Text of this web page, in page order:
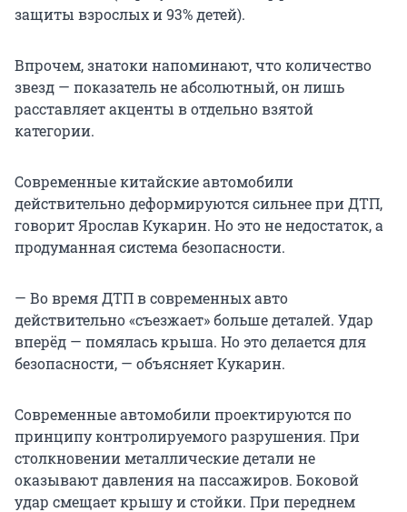
защиты взрослых и 93% детей).
Впрочем, знатоки напоминают, что количество
звезд — показатель не абсолютный, он лишь
расставляет акценты в отдельно взятой
категории.
Современные китайские автомобили
действительно деформируются сильнее при ДТП,
говорит Ярослав Кукарин. Но это не недостаток, а
продуманная система безопасности.
— Во время ДТП в современных авто
действительно «съезжает» больше деталей. Удар
вперёд — помялась крыша. Но это делается для
безопасности, — объясняет Кукарин.
Современные автомобили проектируются по
принципу контролируемого разрушения. При
столкновении металлические детали не
оказывают давления на пассажиров. Боковой
удар смещает крышу и стойки. При переднем